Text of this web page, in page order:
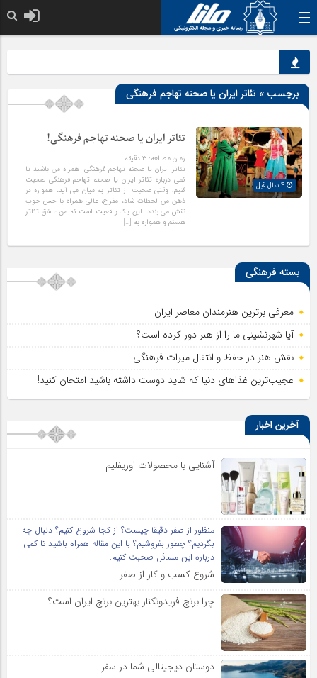
برچسب » تئاتر ایران یا صحنه تهاجم فرهنگی
تئاتر ایران یا صحنه تهاجم فرهنگی!
زمان مطالعه:۳ دقیقه
تئاتر ایران یا صحنه تهاجم فرهنگی! همراه من باشید تا
کمی درباره تئاتر ایران یا صحنه تهاجم فرهنگی صحبت
کنیم. وقتی صحبت از تئاتر به میان می آید، همواره در
ذهن من لحظات شاد، مفرح، عالی همراه با حس خوب
نقش می بندد. این یک واقعیت است که من عاشق تئاتر
هستم و همواره به […]
بسته فرهنگی
معرفی برترین هنرمندان معاصر ایران
آیا شهرنشینی ما را از هنر دور کرده است؟
نقش هنر در حفظ و انتقال میراث فرهنگی
عجیب‌ترین غذاهای دنیا که شاید دوست داشته باشید امتحان کنید!
آخرین اخبار
آشنایی با محصولات اوریفلیم
منظور از صفر دقیقا چیست؟ از کجا شروع کنیم؟ دنبال چه
بگردیم؟ چطور بفروشیم؟ با این مقاله همراه باشید تا کمی
درباره این مسائل صحبت کنیم.
شروع کسب و کار از صفر
چرا برنج فریدونکنار بهترین برنج ایران است؟
دوستان دیجیتالی شما در سفر